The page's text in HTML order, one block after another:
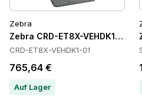
Zebra
Zebra CRD-ET8X-VEHDK1-01
CRD-ET8X-VEHDK1-01
765,64 €
Auf Lager